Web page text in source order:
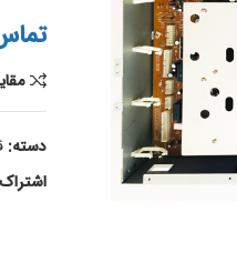
دسته: